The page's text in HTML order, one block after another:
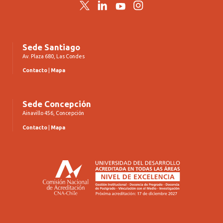
TwitterLinkedInYouTubeInstagram
Sede Santiago
Av. Plaza 680, Las Condes
Contacto Mapa
Sede Concepción
Ainavillo 456, Concepción
Contacto Mapa